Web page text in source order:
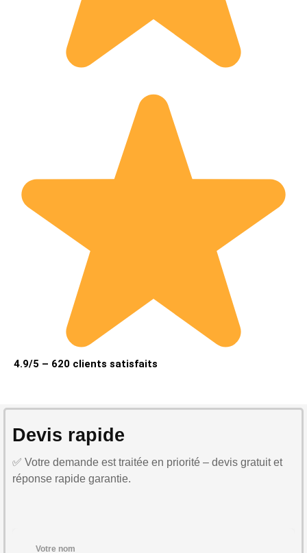
4.9/5 – 620 clients satisfaits
Devis rapide
✅ Votre demande est traitée en priorité – devis gratuit et
réponse rapide garantie.
Votre nom